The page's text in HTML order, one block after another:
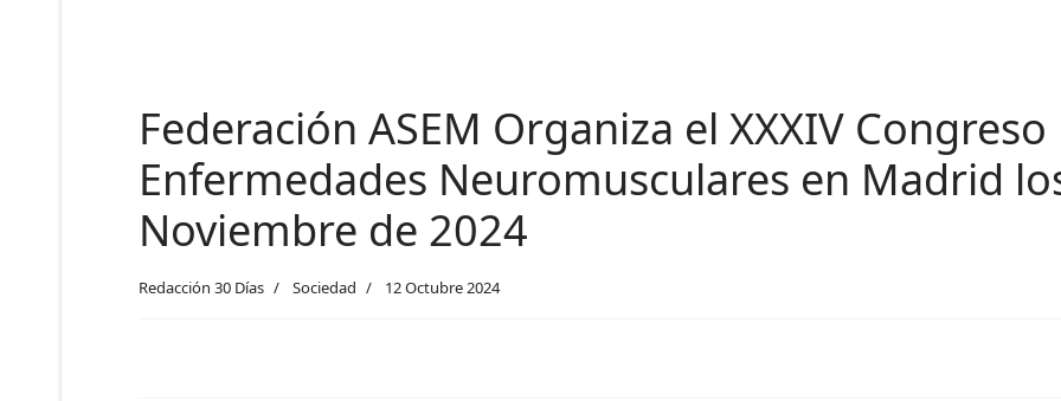
Federación ASEM Organiza el XXXIV
Enfermedades Neuromusculares en Madrid
Noviembre de 2024
Redacción 30 Días Sociedad 12 Octubre 2024